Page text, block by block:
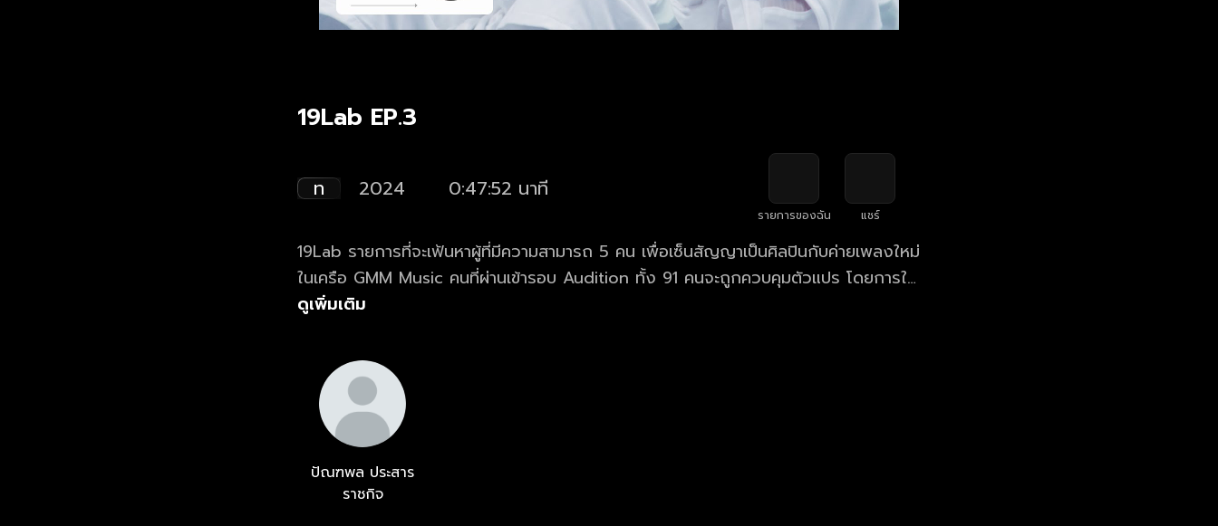
19Lab EP.3
ท 2024 0:47:52 นาที
รายการของฉัน แชร์
19Lab รายการที่จะเฟ้นหาผู้ที่มีความสามารถ 5 คน เพื่อเซ็นสัญญาเป็นศิลปินกับค่ายเพลงใหม่
ในเครือ GMM Music คนที่ผ่านเข้ารอบ Audition ทั้ง 91 คนจะถูกควบคุมตัวแปร โดยการให้
ทุกคนใส่ชุดเหมือนกัน ใส่หน้ากากเหมือนกัน เหลือเพียงเสียงและผลงานของพวกเขาเท่านั้นที่
เพื่อหาผู้ที่จะได้เข้าสู่รอบต่อไปเพียง 19 คนเท่านั้น
ดูเพิ่มเติม
ปัณฑพล ประสาร
ราชกิจ